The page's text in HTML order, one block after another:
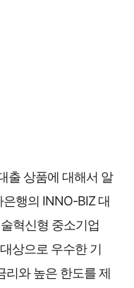
출 상품에 대해서 알
행의 INNO-BIZ 대
혁신형 중소기업
상으로 우수한 기
리와 높은 한도를 제